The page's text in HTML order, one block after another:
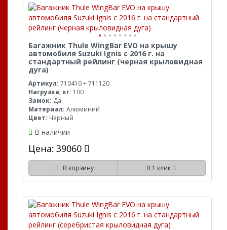
Багажник Thule WingBar EVO на крышу
автомобиля Suzuki Ignis с 2016 г. на
стандартный рейлинг (черная крыловидная
дуга)
Артикул: 710410 + 711120
Нагрузка, кг: 100
Замок: Да
Материал: Алюминий
Цвет: Черный
В наличии
Цена: 39060
В корзину В 1 клик